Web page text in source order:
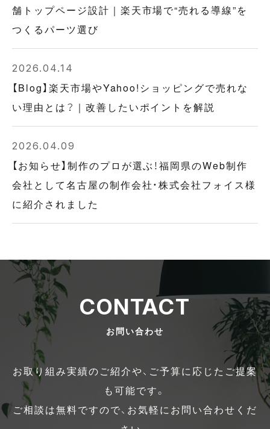
舗トップページ設計｜楽天市場で“売れる導線”を
つくるパーツ選び
2026.04.14
【Blog】楽天市場やYahoo!ショッピングで売れな
い理由とは？｜改善したいポイントを解説
2026.04.09
【お知らせ】制作のプロが選ぶ！福岡県のWeb制作
会社として名古屋の制作会社・株式会社フォイス様
に紹介されました
CONTACT
お問い合わせ
お取り組み実績のご紹介や、ご予算に応じたご提案
も可能です。
ご相談は無料ですので、お気軽にお問い合わせくだ